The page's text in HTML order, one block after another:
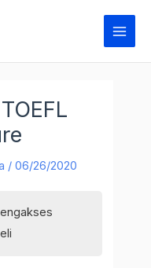
Main
/06/26/2020